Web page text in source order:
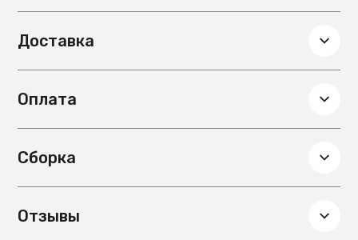
Материал ножек
Вес, кг
Материал основания под
металлокаркас с
Доставка
Оплата
Сборка
Отзывы